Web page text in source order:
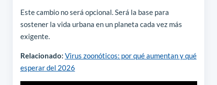
Este cambio no será opcional. Será la base para
sostener la vida urbana en un planeta cada vez más
exigente.
Relacionado: Virus zoonóticos: por qué aumentan y qué
esperar del 2026